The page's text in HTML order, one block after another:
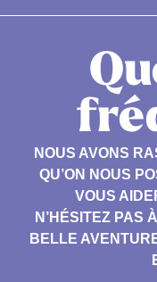
NOUS AVONS
QU’ON NOUS
VOUS
N’HÉSITEZ PAS
BELLE